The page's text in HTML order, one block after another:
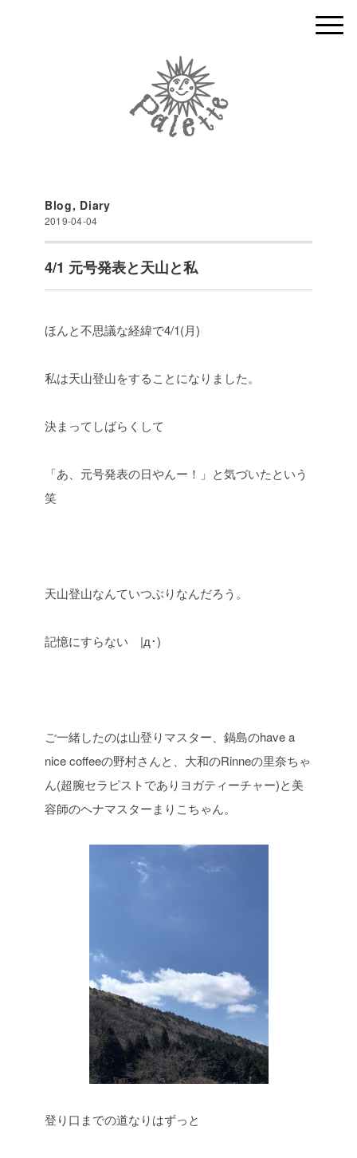
Blog, Diary
2019-04-04
4/1 元号発表と天山と私
ほんと不思議な経緯で4/1(月)
私は天山登山をすることになりました。
決まってしばらくして
「あ、元号発表の日やんー！」と気づいたという
笑
天山登山なんていつぶりなんだろう。
記憶にすらない |д･)
ご一緒したのは山登りマスター、鍋島のhave a
nice coffeeの野村さんと、大和のRinneの里奈ちゃ
ん(超腕セラピストでありヨガティーチャー)と美
容師のヘナマスターまりこちゃん。
登り口までの道なりはずっと